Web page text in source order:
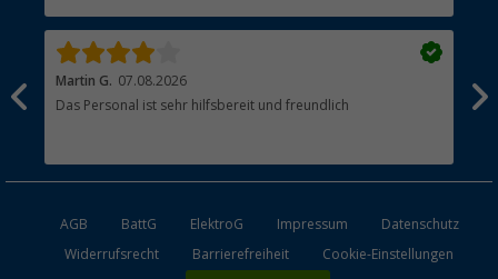
Martin G. 07.08.2026
Das Personal ist sehr hilfsbereit und freundlich
AGB BattG ElektroG Impressum
Datenschutz
Widerrufsrecht
Barrierefreiheit Cookie-Einstellungen